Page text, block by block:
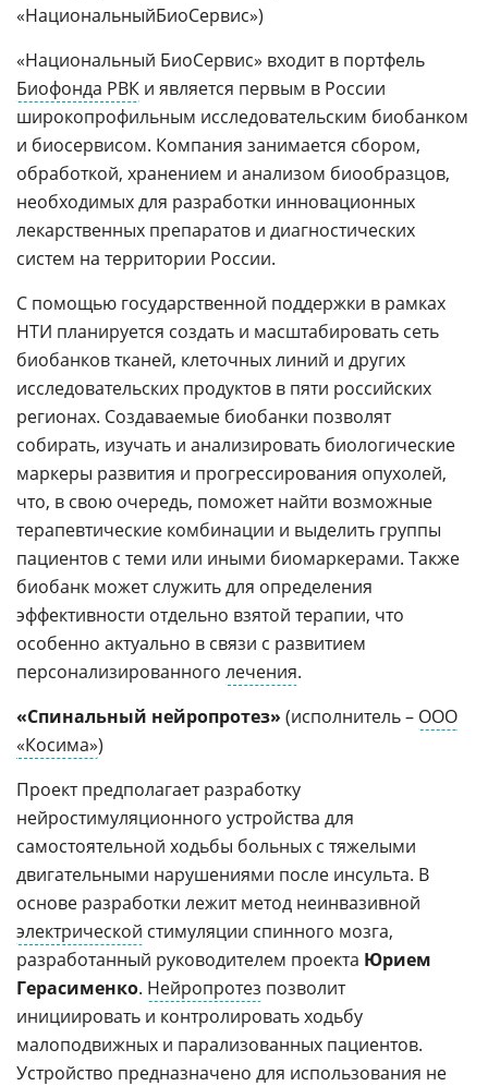
«НациональныйБиоСервис»)
«Национальный БиоСервис» входит в портфель
Биофонда РВК и является первым в России
широкопрофильным исследовательским биобанком
и биосервисом. Компания занимается сбором,
обработкой, хранением и анализом биообразцов,
необходимых для разработки инновационных
лекарственных препаратов и диагностических
систем на территории России.
С помощью государственной поддержки в рамках
НТИ планируется создать и масштабировать сеть
биобанков тканей, клеточных линий и других
исследовательских продуктов в пяти российских
регионах. Создаваемые биобанки позволят
собирать, изучать и анализировать биологические
маркеры развития и прогрессирования опухолей,
что, в свою очередь, поможет найти возможные
терапевтические комбинации и выделить группы
пациентов с теми или иными биомаркерами. Также
биобанк может служить для определения
эффективности отдельно взятой терапии, что
особенно актуально в связи с развитием
персонализированного лечения.
«Спинальный нейропротез» (исполнитель – ООО
«Косима»)
Проект предполагает разработку
нейростимуляционного устройства для
самостоятельной ходьбы больных с тяжелыми
двигательными нарушениями после инсульта. В
основе разработки лежит метод неинвазивной
электрической стимуляции спинного мозга,
разработанный руководителем проекта Юрием
Герасименко. Нейропротез позволит
инициировать и контролировать ходьбу
малоподвижных и парализованных пациентов.
Устройство предназначено для использования не